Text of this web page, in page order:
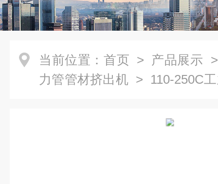
当前位置： 首页 > 产品展示
力管管材挤出机 > 110-250C